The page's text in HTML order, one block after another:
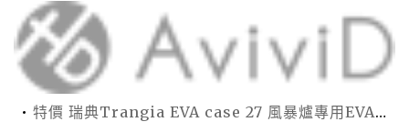
特價 瑞典Trangia EVA case 27 風暴爐專用EVA 防護外盒(小)-黑